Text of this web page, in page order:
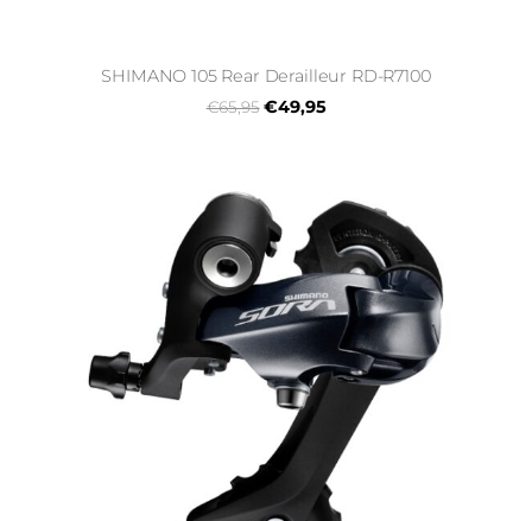
SHIMANO 105 Rear Derailleur RD-R7100
€65,95 €49,95